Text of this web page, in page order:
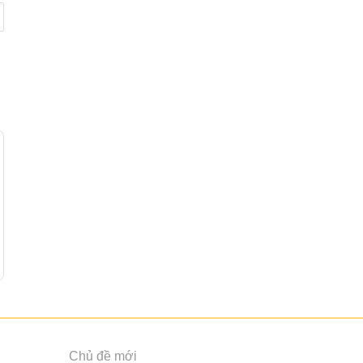
Chủ đề mới